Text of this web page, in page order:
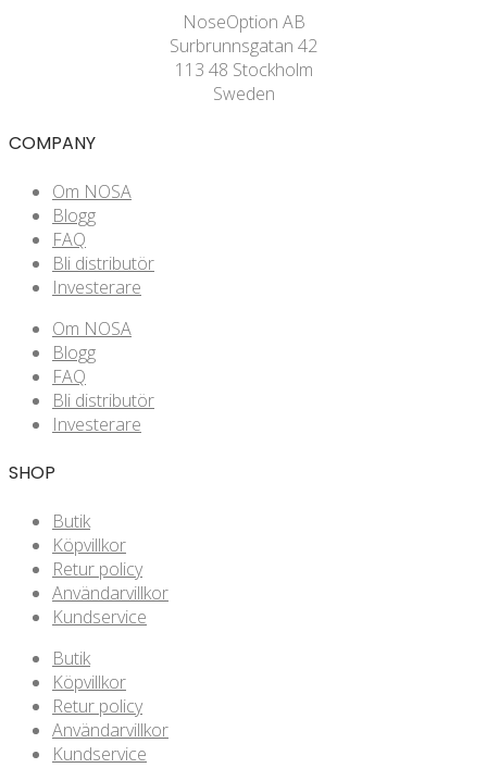
NoseOption AB
Surbrunnsgatan 42
113 48 Stockholm
Sweden
COMPANY
Om NOSA
Blogg
FAQ
Bli distributör
Investerare
Om NOSA
Blogg
FAQ
Bli distributör
Investerare
SHOP
Butik
Köpvillkor
Retur policy
Användarvillkor
Kundservice
Butik
Köpvillkor
Retur policy
Användarvillkor
Kundservice